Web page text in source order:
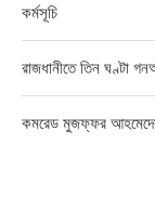
কর্মসূচি
রাজধানীতে তিন ঘণ্টা
কমরেড মুজফ্ফর